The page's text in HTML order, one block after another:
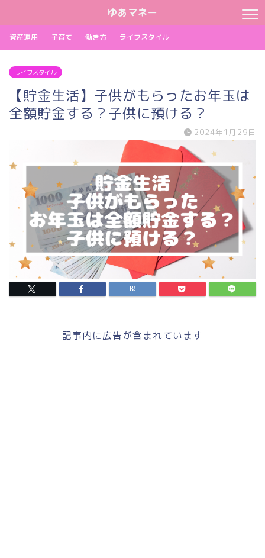
ゆあマネー
資産運用 子育て 働き方 ライフスタイル
ライフスタイル
【貯金生活】子供がもらったお年玉は
全額貯金する？子供に預ける？
2024年1月29日
記事内に広告が含まれています